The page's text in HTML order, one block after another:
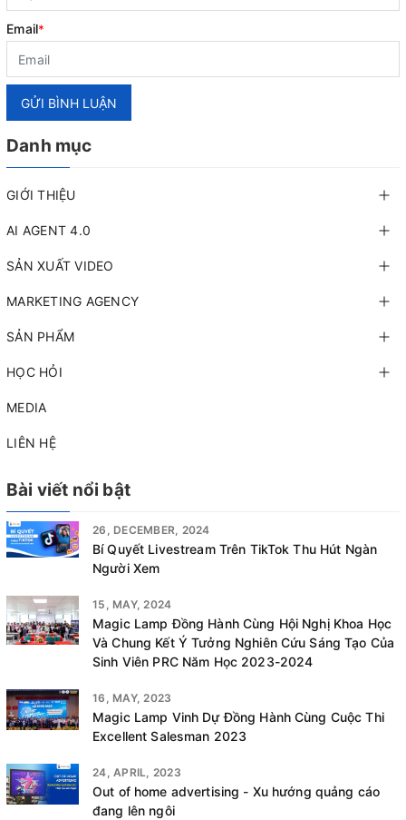
Email*
GỬI BÌNH LUẬN
Danh mục
GIỚI THIỆU
AI AGENT 4.0
SẢN XUẤT VIDEO
MARKETING AGENCY
SẢN PHẨM
HỌC HỎI
MEDIA
LIÊN HỆ
Bài viết nổi bật
26, DECEMBER, 2024
Bí Quyết Livestream Trên TikTok Thu Hút Ngàn
Người Xem
15, MAY, 2024
Magic Lamp Đồng Hành Cùng Hội Nghị Khoa Học
Và Chung Kết Ý Tưởng Nghiên Cứu Sáng Tạo Của
Sinh Viên PRC Năm Học 2023-2024
16, MAY, 2023
Magic Lamp Vinh Dự Đồng Hành Cùng Cuộc Thi
Excellent Salesman 2023
24, APRIL, 2023
Out of home advertising - Xu hướng quảng cáo
đang lên ngôi